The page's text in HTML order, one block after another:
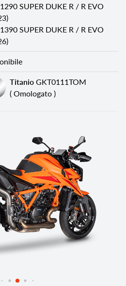
SUPER DUKE R / R EVO
SUPER DUKE R / R EVO
TitanioGKT0111TOM
( Omologato )